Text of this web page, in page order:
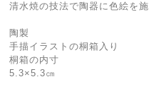
清水焼の技法で陶器に色絵を施
陶製
手描イラストの桐箱入り
桐箱の内寸
5.3×5.3㎝